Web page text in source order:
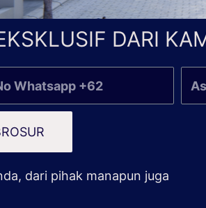
DARI
dari pihak manapun juga